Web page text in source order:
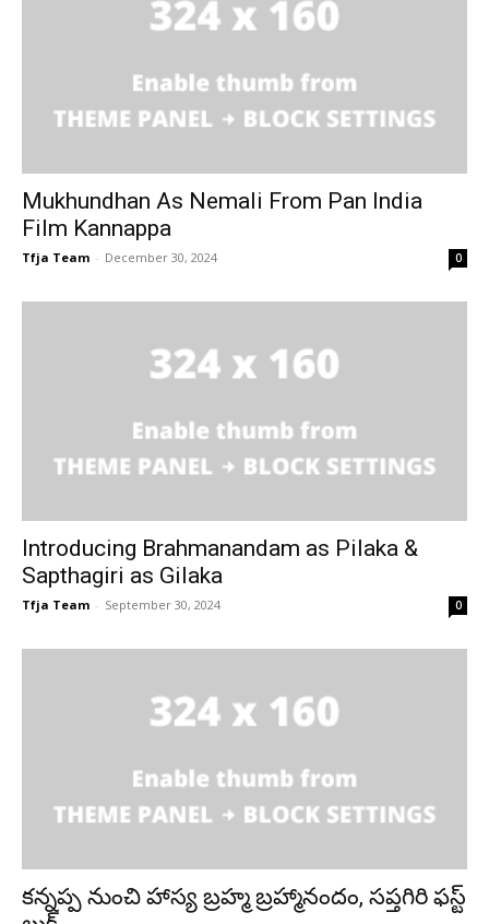
Mukhundhan As Nemali From Pan India
Film Kannappa
Tfja Team - December 30, 2024 0
Introducing Brahmanandam as Pilaka &
Sapthagiri as Gilaka
Tfja Team - September 30, 2024 0
కన్నప్ప నుంచి హాస్య బ్రహ్మ బ్రహ్మానందం, సప్తగిరి ఫస్ట్